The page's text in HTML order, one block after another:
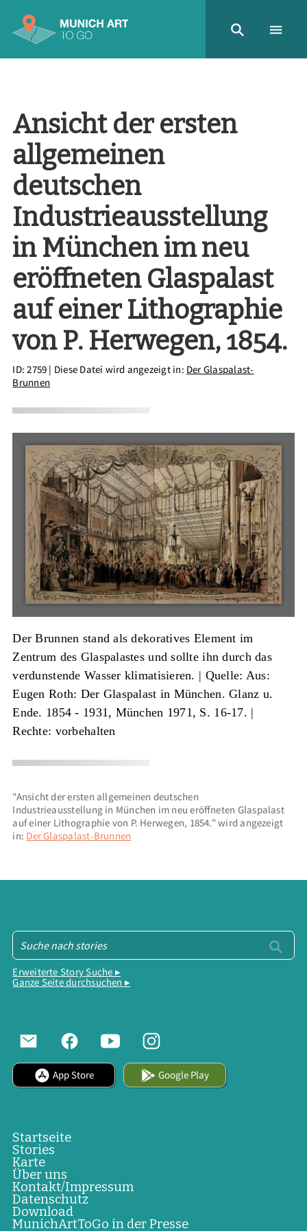
Ansicht der ersten
allgemeinen
deutschen
Industrieausstellung
in München im neu
eröffneten Glaspalast
auf einer Lithographie
von P. Herwegen, 1854.
ID: 2759 | Diese Datei wird angezeigt in: Der Glaspalast-
Brunnen
Der Brunnen stand als dekoratives Element im
Zentrum des Glaspalastes und sollte ihn durch das
verdunstende Wasser klimatisieren. | Quelle: Aus:
Eugen Roth: Der Glaspalast in München. Glanz u.
Ende. 1854 - 1931, München 1971, S. 16-17. |
Rechte: vorbehalten
"Ansicht der ersten allgemeinen deutschen
Industrieausstellung in München im neu eröffneten Glaspalast
auf einer Lithographie von P. Herwegen, 1854." wird angezeigt
in: Der Glaspalast-Brunnen
Erweiterte Story Suche ▸
Ganze Seite durchsuchen ▸
App Store Google Play
Startseite
Stories
Karte
Über uns
Kontakt/Impressum
Datenschutz
Download
MunichArtToGo in der Presse